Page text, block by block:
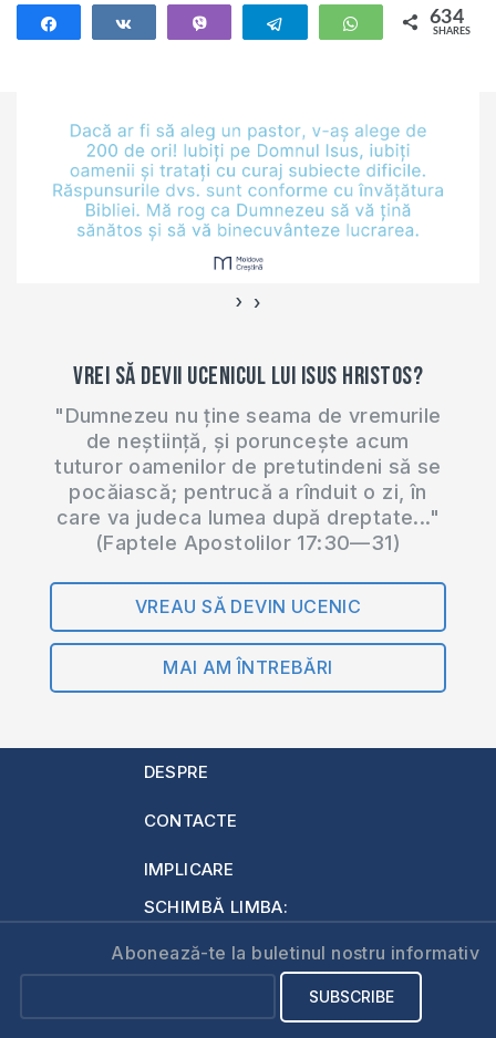
sa-mi trăiesc
căsnicia cu frica în
despre căsătorie ci,
dacă satana a fost
fiul lui Dumnezeu,
atunci când nu
exista păcat pe
Telegram WhatsApp
634
SHARES
‹ ›
Vrei să devii ucenicul lui Isus Hristos?
"Dumnezeu nu ține seama de vremurile
de neștiință, și poruncește acum
tuturor oamenilor de pretutindeni să se
pocăiască; pentrucă a rînduit o zi, în
care va judeca lumea după dreptate..."
(Faptele Apostolilor 17:30—31)
VREAU SĂ DEVIN UCENIC
MAI AM ÎNTREBĂRI
DESPRE
CONTACTE
IMPLICARE
SCHIMBĂ LIMBA:
Abonează-te la buletinul nostru informativ